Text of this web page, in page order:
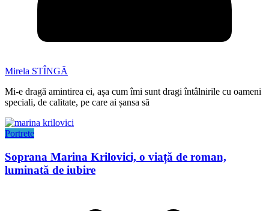
Mirela STÎNGĂ
Mi-e dragă amintirea ei, așa cum îmi sunt dragi întâlnirile cu oameni
speciali, de calitate, pe care ai șansa să
Portrete
Soprana Marina Krilovici, o viață de roman,
luminată de iubire